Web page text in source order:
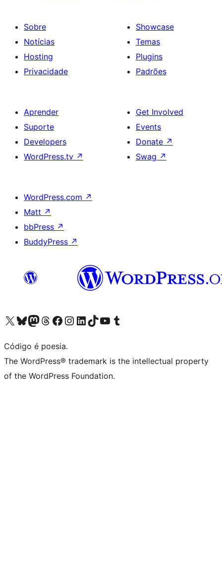
Sobre
Notícias
Hosting
Privacidade
Showcase
Temas
Plugins
Padrões
Aprender
Suporte
Developers
WordPress.tv ↗
Get Involved
Events
Donate ↗
Swag ↗
WordPress.com ↗
Matt ↗
bbPress ↗
BuddyPress ↗
Visite a nossa conta X (antigo Twitter)
Visit our Bluesky account
Visit our Mastodon account
Visit our Threads account
Visite a nossa página do Facebook
Visite a nossa conta no Instagram
Visite a nossa conta no LinkedIn
Visit our TikTok account
Visit our YouTube channel
Visit our Tumblr account
Código é poesia.
The WordPress® trademark is the intellectual property
of the WordPress Foundation.